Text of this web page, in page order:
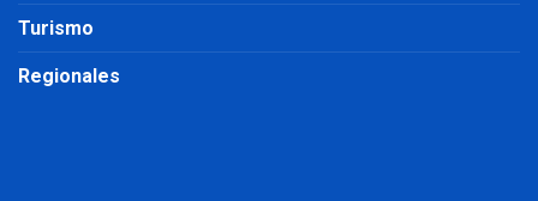
Turismo
Regionales